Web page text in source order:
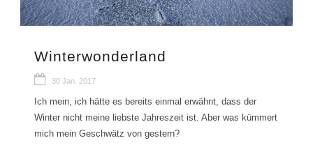
Winterwonderland
30 Jan. 2017
Ich mein, ich hätte es bereits einmal erwähnt, dass der
Winter nicht meine liebste Jahreszeit ist. Aber was kümmert
mich mein Geschwätz von gestern?